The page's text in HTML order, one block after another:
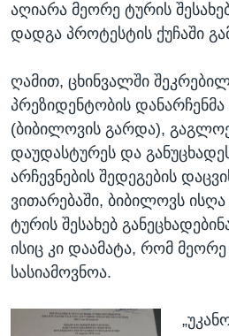
აღიარა მეორე ტურის
დადგა პროტესტის ქუჩაში
ღამით, ცხინვალში
პრეზიდენტობის დანარჩენმა
(ბიბილოვის გარდა),
დაუდასტურეს და
არჩევნების შედეგების
ვითარებაში, ბიბილოვს
ტურის შესახებ
ისიც კი დაამატა, რომ
სასიამოვნოა.